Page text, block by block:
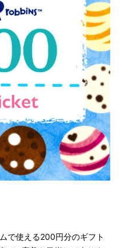
で使える200円分のギフト